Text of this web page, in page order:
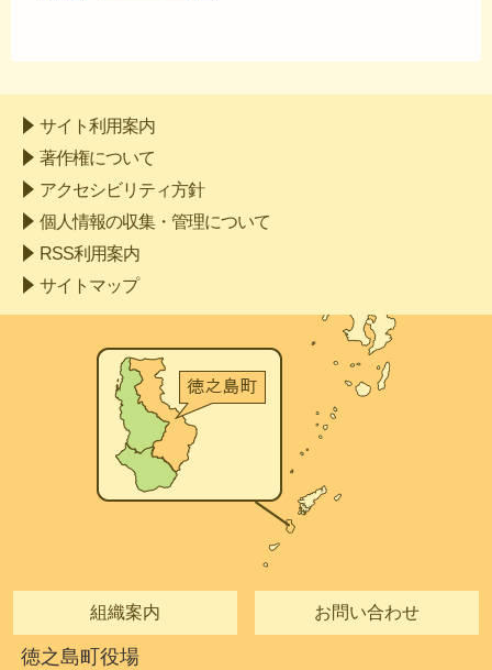
サイト利用案内
著作権について
アクセシビリティ方針
個人情報の収集・管理について
RSS利用案内
サイトマップ
組織案内 お問い合わせ
徳之島町役場